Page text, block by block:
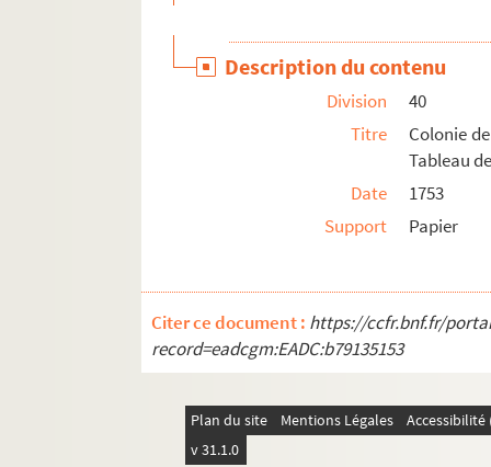
Description du contenu
Division
40
Titre
Colonie
Tableau
Date
1753
Support
Papier
Citer ce document : https://ccfr.bnf.fr/
record=eadcgm:EADC:b79135153
Plan du site Mentions Légales
v 31.1.0